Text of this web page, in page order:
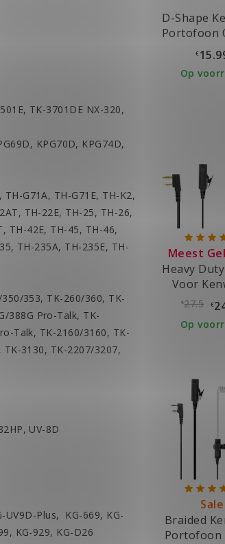
TK-3701DE NX-320,
KPG70D, KPG74D,
G71A, TH-G71E, TH-K2,
TH-22E, TH-25, TH-26,
TH-42E, TH-45, TH-46,
TH-235A, TH-235E, TH-
353, TK-260/360, TK-
388G Pro-Talk, TK-
Talk, TK-2160/3160, TK-
3130, TK-2207/3207,
UV-8D
UV9D-Plus, KG-669, KG-
KG-929, KG-D26
D-Shape
Portofoon
€
Op
Meest
Heavy
Voor
€27.5 €
Op
Sale
Braided
Portofoon